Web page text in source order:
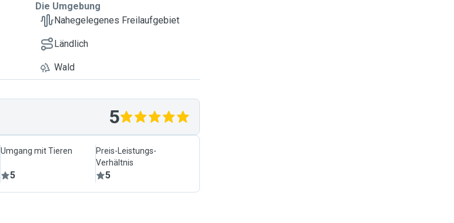
Die Umgebung
Nahegelegenes Freilaufgebiet
Ländlich
Wald
5
Umgang mit Tieren
5
Preis-Leistungs-
Verhältnis
5